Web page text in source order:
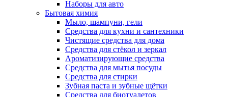
Наборы для авто
Бытовая химия
Мыло, шампуни, гели
Средства для кухни и сантехники
Чистящие средства для дома
Средства для стёкол и зеркал
Ароматизирующие средства
Средства для мытья посуды
Средства для стирки
Зубная паста и зубные щётки
Средства для биотуалетов